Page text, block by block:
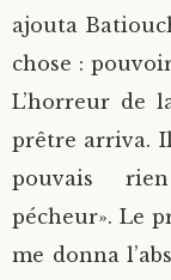
ajouta
chose :
L’horreur de
prêtre arriva.
pouvais
pécheur». Le
me donna